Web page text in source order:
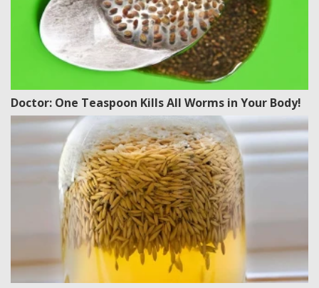
Doctor: One Teaspoon Kills All Worms in Your Body!